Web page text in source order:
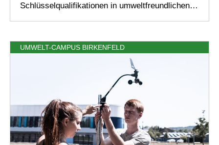
Schlüsselqualifikationen in umweltfreundlichen…
UMWELT-CAMPUS BIRKENFELD